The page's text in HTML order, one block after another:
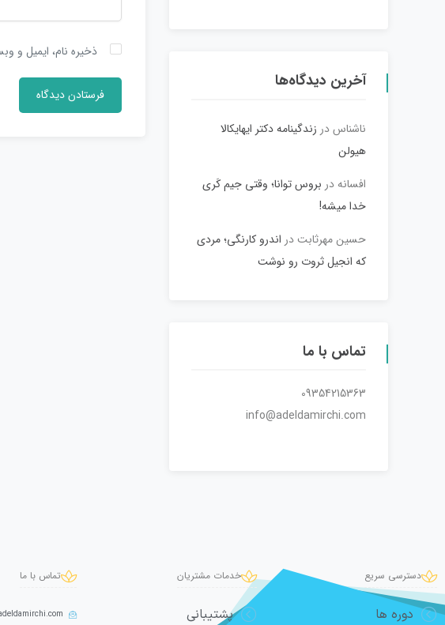
ذخیره نام، ایمیل و
آخرین دیدگاه‌ها
ناشناسدر زندگینامه دکتر ایهایکالا
هیولن
افسانه در بروس توانا؛ وقتی جیم کَری
خدا میشه!
حسین مهرثابتدر اندرو کارنگی؛ مردی
که انجیل ثروت رو نوشت
تماس با ما
09354215363
info@adeldamirchi.com
دسترسی سریع
دوره ها
خدمات مشتریان
پشتیبانی
تماس با ما